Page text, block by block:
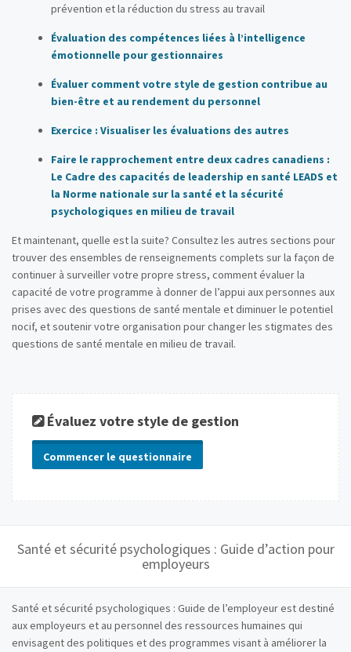
prévention et la réduction du stress au travail
Évaluation des compétences liées à l’intelligence
émotionnelle pour gestionnaires
Évaluer comment votre style de gestion contribue au
bien-être et au rendement du personnel
Exercice : Visualiser les évaluations des autres
Faire le rapprochement entre deux cadres canadiens :
Le Cadre des capacités de leadership en santé LEADS et
la Norme nationale sur la santé et la sécurité
psychologiques en milieu de travail
Et maintenant, quelle est la suite? Consultez les autres sections pour
trouver des ensembles de renseignements complets sur la façon de
continuer à surveiller votre propre stress, comment évaluer la
capacité de votre programme à donner de l’appui aux personnes aux
prises avec des questions de santé mentale et diminuer le potentiel
nocif, et soutenir votre organisation pour changer les stigmates des
questions de santé mentale en milieu de travail.
Évaluez votre style de gestion
Commencer le questionnaire
Santé et sécurité psychologiques : Guide d’action pour
employeurs
Santé et sécurité psychologiques : Guide de l’employeur est destiné
aux employeurs et au personnel des ressources humaines qui
envisagent des politiques et des programmes visant à améliorer la